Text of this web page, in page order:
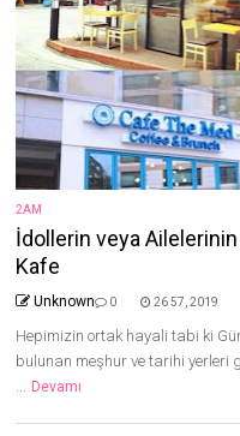
2AM
İdollerin veya
Kafe
Unknown 0 26 57, 2019
Hepimizin ortak hayali tabi ki
bulunan meşhur ve tarihi yerleri
... Devamı